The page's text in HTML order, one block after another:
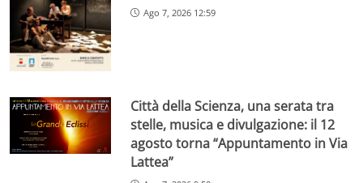
Ago 7, 2026 12:59
Città della Scienza, una serata tra
stelle, musica e divulgazione: il 12
agosto torna “Appuntamento in Via
Lattea”